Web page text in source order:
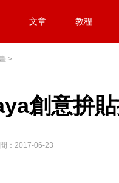
文章 教程
>
創意拚
：2017-06-23